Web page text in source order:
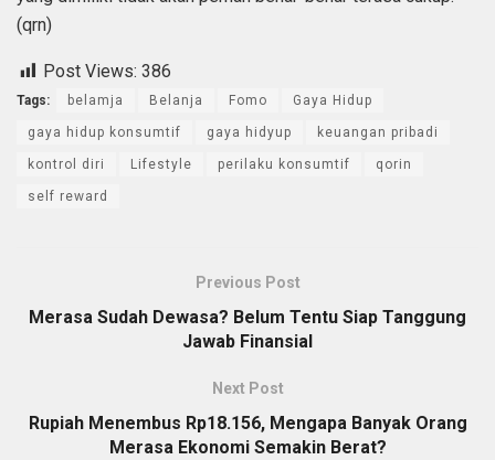
(qrn)
Post Views: 386
Tags: belamja Belanja Fomo Gaya Hidup
gaya hidup konsumtif gaya hidyup keuangan pribadi
kontrol diri Lifestyle perilaku konsumtif qorin
self reward
Previous Post
Merasa Sudah Dewasa? Belum Tentu Siap Tanggung
Jawab Finansial
Next Post
Rupiah Menembus Rp18.156, Mengapa Banyak Orang
Merasa Ekonomi Semakin Berat?